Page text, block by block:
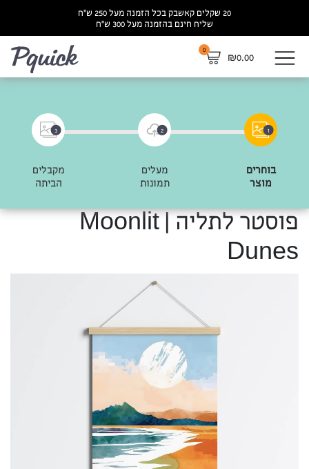
20 שקלים קאשבק בכל הזמנה מעל 250 ש”ח
שליח חינם בהזמנה מעל 300 ש”ח
₪0.00
0
1
בוחרים
מוצר
2
מעלים
תמונות
3
מקבלים
הביתה
פוסטר לתליה | Moonlit
Dunes